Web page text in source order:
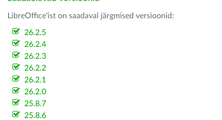
LibreOffice'ist on saadaval järgmised versioonid:
26.2.5
26.2.4
26.2.3
26.2.2
26.2.1
26.2.0
25.8.7
25.8.6